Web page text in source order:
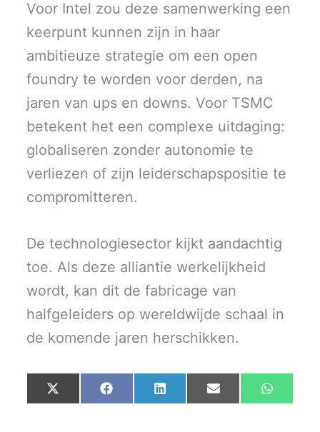
Voor Intel zou deze samenwerking een
keerpunt kunnen zijn in haar
ambitieuze strategie om een open
foundry te worden voor derden, na
jaren van ups en downs. Voor TSMC
betekent het een complexe uitdaging:
globaliseren zonder autonomie te
verliezen of zijn leiderschapspositie te
compromitteren.
De technologiesector kijkt aandachtig
toe. Als deze alliantie werkelijkheid
wordt, kan dit de fabricage van
halfgeleiders op wereldwijde schaal in
de komende jaren herschikken.
Share
on
X
(
Share
on
F
a
Share
on
L
i
Share
on
E
m
Share
on
W
h